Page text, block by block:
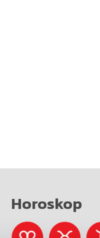
Horoskop